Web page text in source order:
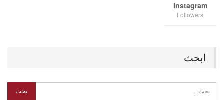
Instagram
Followers
ابحث